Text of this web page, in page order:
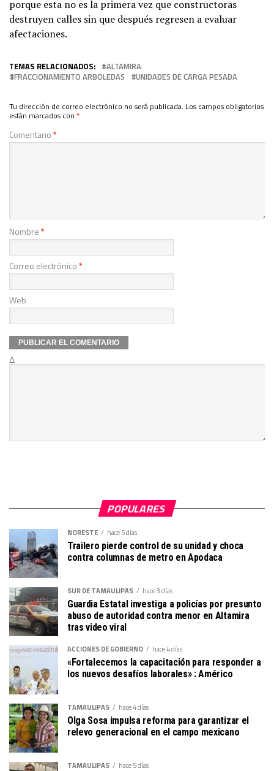
porque esta no es la primera vez que constructoras
destruyen calles sin que después regresen a evaluar
afectaciones.
TEMAS RELACIONADOS:
ALTAMIRA
FRACCIONAMIENTO ARBOLEDAS
UNIDADES DE CARGA PESADA
Tu dirección de correo electrónico no será publicada. Los campos obligatorios
están marcados con *
Comentario*
Nombre*
Correo electrónico*
Web
Δ
POPULARES
NORESTE hace 5 días
Trailero pierde control de su unidad y choca
contra columnas de metro en Apodaca
SUR DE TAMAULIPAS hace 3 días
Guardia Estatal investiga a policías por presunto
abuso de autoridad contra menor en Altamira
tras video viral
ACCIONES DE GOBIERNO hace 4 días
«Fortalecemos la capacitación para responder a
los nuevos desafíos laborales» : Américo
TAMAULIPAS hace 4 días
Olga Sosa impulsa reforma para garantizar el
relevo generacional en el campo mexicano
TAMAULIPAS hace 5 días